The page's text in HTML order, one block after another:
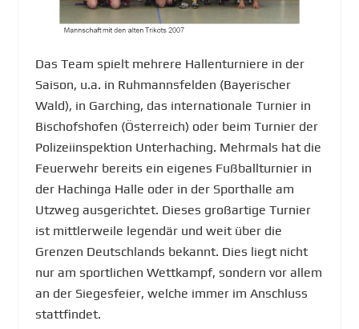
Das Team spielt mehrere Hallenturniere in der
Saison, u.a. in Ruhmannsfelden (Bayerischer
Wald), in Garching, das internationale Turnier in
Bischofshofen (Österreich) oder beim Turnier der
Polizeiinspektion Unterhaching. Mehrmals hat die
Feuerwehr bereits ein eigenes Fußballturnier in
der Hachinga Halle oder in der Sporthalle am
Utzweg ausgerichtet. Dieses großartige Turnier
ist mittlerweile legendär und weit über die
Grenzen Deutschlands bekannt. Dies liegt nicht
nur am sportlichen Wettkampf, sondern vor allem
an der Siegesfeier, welche immer im Anschluss
stattfindet.